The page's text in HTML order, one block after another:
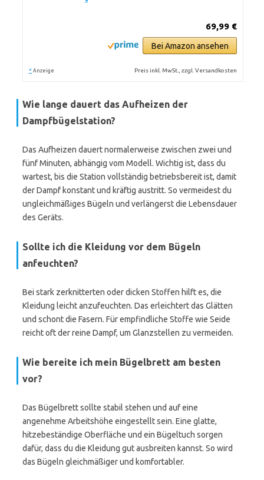
69,99 €
Bei Amazon ansehen
* Anzeige Preis inkl. MwSt., zzgl. Versandkosten
Wie lange dauert das Aufheizen der
Dampfbügelstation?
Das Aufheizen dauert normalerweise zwischen zwei und
fünf Minuten, abhängig vom Modell. Wichtig ist, dass du
wartest, bis die Station vollständig betriebsbereit ist, damit
der Dampf konstant und kräftig austritt. So vermeidest du
ungleichmäßiges Bügeln und verlängerst die Lebensdauer
des Geräts.
Sollte ich die Kleidung vor dem Bügeln
anfeuchten?
Bei stark zerknitterten oder dicken Stoffen hilft es, die
Kleidung leicht anzufeuchten. Das erleichtert das Glätten
und schont die Fasern. Für empfindliche Stoffe wie Seide
reicht oft der reine Dampf, um Glanzstellen zu vermeiden.
Wie bereite ich mein Bügelbrett am besten
vor?
Das Bügelbrett sollte stabil stehen und auf eine
angenehme Arbeitshöhe eingestellt sein. Eine glatte,
hitzebeständige Oberfläche und ein Bügeltuch sorgen
dafür, dass du die Kleidung gut ausbreiten kannst. So wird
das Bügeln gleichmäßiger und komfortabler.